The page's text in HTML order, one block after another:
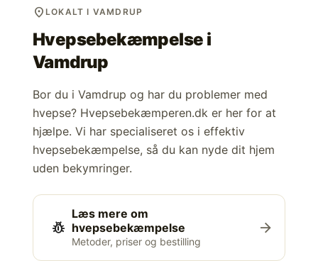
location_on LOKALT I VAMDRUP
Hvepsebekæmpelse i
Vamdrup
Bor du i Vamdrup og har du problemer med
hvepse? Hvepsebekæmperen.dk er her for at
hjælpe. Vi har specialiseret os i effektiv
hvepsebekæmpelse, så du kan nyde dit hjem
uden bekymringer.
pest_control
Læs mere om
hvepsebekæmpelse
Metoder, priser og bestilling
arrow_forward